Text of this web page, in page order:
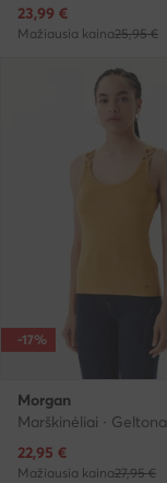
Dabartinė kaina
23,99 €
Mažiausia kaina25,95 €
-17%
Morgan
Marškinėliai · Geltona
Dabartinė kaina
22,95 €
Mažiausia kaina27,95 €